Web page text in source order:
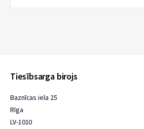
Tiesībsarga birojs
Baznīcas iela 25
Rīga
LV-1010